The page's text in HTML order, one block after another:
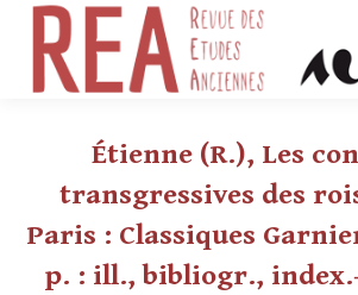
Étienne (R.), Les
transgressives des
Paris : Classiques
p. : ill., bibliogr.,